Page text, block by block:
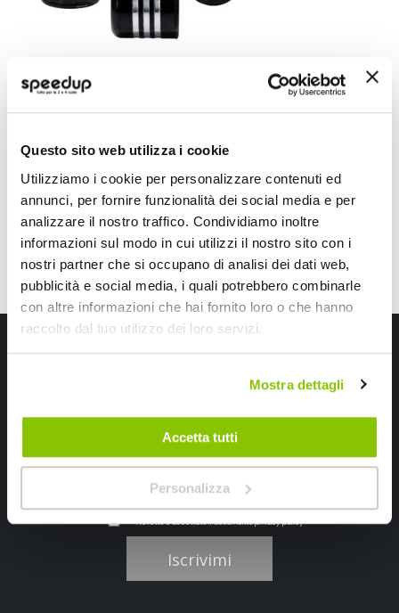
Questo sito web utilizza i cookie
Utilizziamo i cookie per personalizzare contenuti ed
annunci, per fornire funzionalità dei social media e per
analizzare il nostro traffico. Condividiamo inoltre
informazioni sul modo in cui utilizzi il nostro sito con i
nostri partner che si occupano di analisi dei dati web,
pubblicità e social media, i quali potrebbero combinarle
con altre informazioni che hai fornito loro o che hanno
raccolto dal tuo utilizzo dei loro servizi.
Mostra dettagli
Accetta tutti
Personalizza
Cappucci valvola LINE - SIMONI RACING
CONSEGNA IN 48H
Iscriviti alla newsletter Speedup
Ricevi subito uno sconto del 10% per il tuo primo acquisto online!
Ho letto e accettato il documentoprivacy policy
Iscrivimi